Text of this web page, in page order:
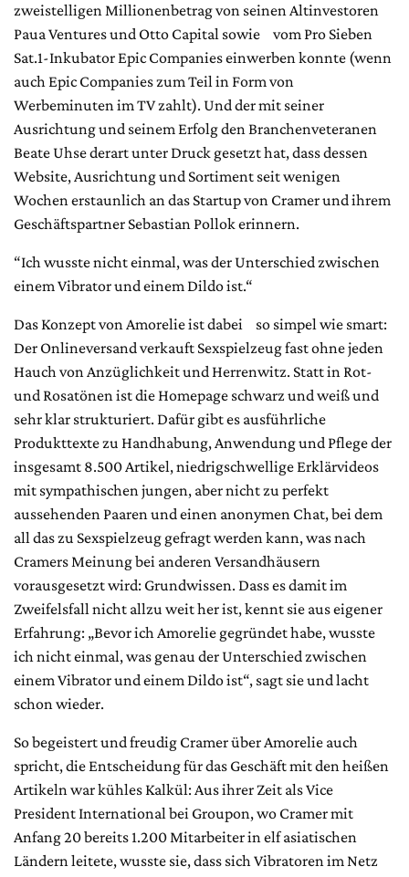
zweistelligen Millionenbetrag von seinen Altinvestoren
Paua Ventures und Otto Capital sowie vom Pro Sieben
Sat.1-Inkubator Epic Companies einwerben konnte (wenn
auch Epic Companies zum Teil in Form von
Werbeminuten im TV zahlt). Und der mit seiner
Ausrichtung und seinem Erfolg den Branchenveteranen
Beate Uhse derart unter Druck gesetzt hat, dass dessen
Website, Ausrichtung und Sortiment seit wenigen
Wochen erstaunlich an das Startup von Cramer und ihrem
Geschäftspartner Sebastian Pollok erinnern.
“Ich wusste nicht einmal, was der Unterschied zwischen
einem Vibrator und einem Dildo ist.“
Das Konzept von Amorelie ist dabei so simpel wie smart:
Der Onlineversand verkauft Sexspielzeug fast ohne jeden
Hauch von Anzüglichkeit und Herrenwitz. Statt in Rot-
und Rosatönen ist die Homepage schwarz und weiß und
sehr klar strukturiert. Dafür gibt es ausführliche
Produkttexte zu Handhabung, Anwendung und Pflege der
insgesamt 8.500 Artikel, niedrigschwellige Erklärvideos
mit sympathischen jungen, aber nicht zu perfekt
aussehenden Paaren und einen anonymen Chat, bei dem
all das zu Sexspielzeug gefragt werden kann, was nach
Cramers Meinung bei anderen Versandhäusern
vorausgesetzt wird: Grundwissen. Dass es damit im
Zweifelsfall nicht allzu weit her ist, kennt sie aus eigener
Erfahrung: „Bevor ich Amorelie gegründet habe, wusste
ich nicht einmal, was genau der Unterschied zwischen
einem Vibrator und einem Dildo ist“, sagt sie und lacht
schon wieder.
So begeistert und freudig Cramer über Amorelie auch
spricht, die Entscheidung für das Geschäft mit den heißen
Artikeln war kühles Kalkül: Aus ihrer Zeit als Vice
President International bei Groupon, wo Cramer mit
Anfang 20 bereits 1.200 Mitarbeiter in elf asiatischen
Ländern leitete, wusste sie, dass sich Vibratoren im Netz